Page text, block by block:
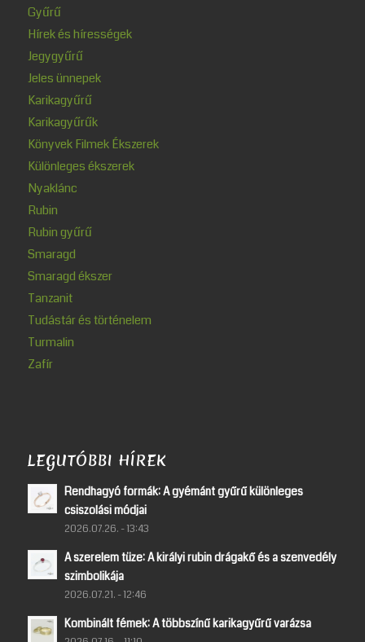
Gyűrű
Hírek és hírességek
Jegygyűrű
Jeles ünnepek
Karikagyűrű
Karikagyűrűk
Könyvek Filmek Ékszerek
Különleges ékszerek
Nyaklánc
Rubin
Rubin gyűrű
Smaragd
Smaragd ékszer
Tanzanit
Tudástár és történelem
Turmalin
Zafír
LEGUTÓBBI HÍREK
Rendhagyó formák: A gyémánt gyűrű különleges
csiszolási módjai
2026.07.26. - 13:43
A szerelem tüze: A királyi rubin drágakő és a szenvedély
szimbolikája
2026.07.21. - 12:46
Kombinált fémek: A többszínű karikagyűrű varázsa